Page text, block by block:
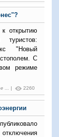
открытию
туристов:
"Новый
С
режиме
... | 2260